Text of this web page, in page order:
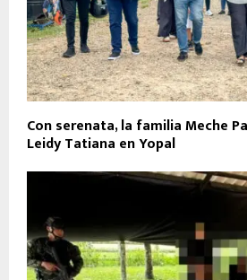
Con serenata, la familia Meche
Leidy Tatiana en Yopal